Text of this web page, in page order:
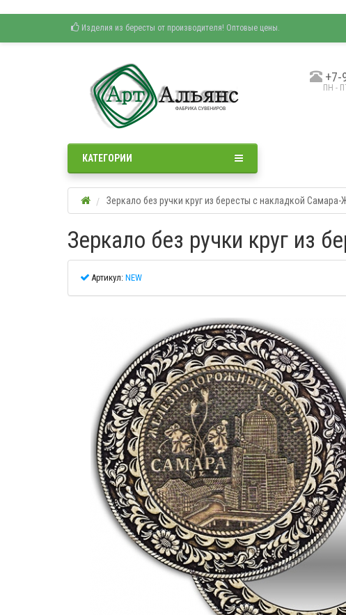
Изделия из бересты от производителя! Оптовые цены.
+7-
ПН -
КАТЕГОРИИ
Зеркало без ручки круг из бересты с накладкой
Зеркало без ручки круг из
Артикул: NEW